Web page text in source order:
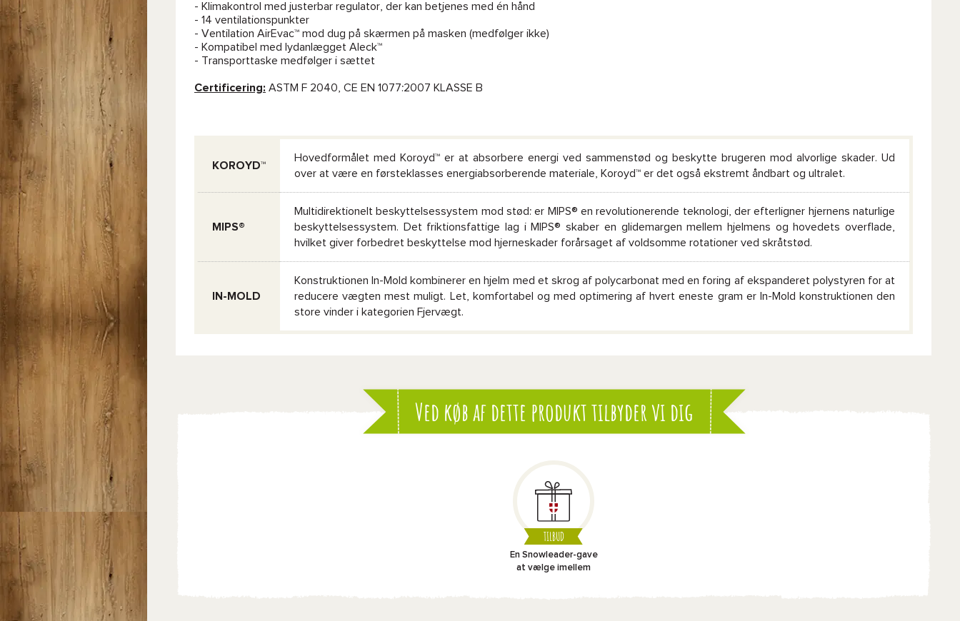
- Klimakontrol med justerbar regulator, der kan betjenes med én hånd
- 14 ventilationspunkter
- Ventilation AirEvac™ mod dug på skærmen på masken (medfølger ikke)
- Kompatibel med lydanlægget Aleck™
- Transporttaske medfølger i sættet
Certificering: ASTM F 2040, CE EN 1077:2007 KLASSE B
KOROYD™
Hovedformålet med Koroyd™ er at absorbere energi ved sammenstød og beskytte brugeren mod alvorlige skader. Ud
over at være en førsteklasses energiabsorberende materiale, Koroyd™ er det også ekstremt åndbart og ultralet.
MIPS®
Multidirektionelt beskyttelsessystem mod stød: er MIPS® en revolutionerende teknologi, der efterligner hjernens naturlige
beskyttelsessystem. Det friktionsfattige lag i MIPS® skaber en glidemargen mellem hjelmens og hovedets overflade,
hvilket giver forbedret beskyttelse mod hjerneskader forårsaget af voldsomme rotationer ved skråtstød.
IN-MOLD
Konstruktionen In-Mold kombinerer en hjelm med et skrog af polycarbonat med en foring af ekspanderet polystyren for at
reducere vægten mest muligt. Let, komfortabel og med optimering af hvert eneste gram er In-Mold konstruktionen den
store vinder i kategorien Fjervægt.
Ved køb af dette produkt tilbyder vi dig
TILBUD
En Snowleader-gave
at vælge imellem